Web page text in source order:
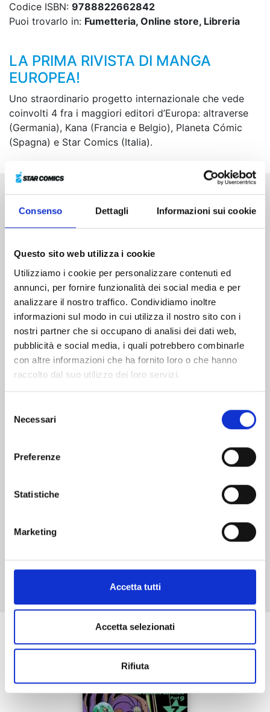
Consenso Dettagli Informazioni sui cookie
Questo sito web utilizza i cookie
Utilizziamo i cookie per personalizzare contenuti ed
annunci, per fornire funzionalità dei social media e per
analizzare il nostro traffico. Condividiamo inoltre
informazioni sul modo in cui utilizza il nostro sito con i
nostri partner che si occupano di analisi dei dati web,
pubblicità e social media, i quali potrebbero combinarle
con altre informazioni che ha fornito loro o che hanno
raccolto dal suo utilizzo dei loro servizi.
delNecessari
Preferenze
Statistiche
Marketing
Accetta tutti
Accetta selezionati
Rifiuta
Codice ISBN: 9788822662842
Puoi trovarlo in: Fumetteria, Online store, Libreria
LA PRIMA RIVISTA DI MANGA
EUROPEA!
Uno straordinario progetto internazionale che vede
coinvolti 4 fra i maggiori editori d’Europa: altraverse
(Germania), Kana (Francia e Belgio), Planeta Cómic
(Spagna) e Star Comics (Italia).
Altri volumi della serie
Mostra tutto
Se ti è piaciuto prova anche: